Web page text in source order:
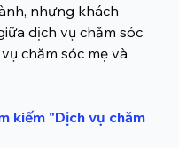
nhưng khách
dịch vụ chăm sóc
chăm sóc mẹ và
kiếm "Dịch vụ chăm